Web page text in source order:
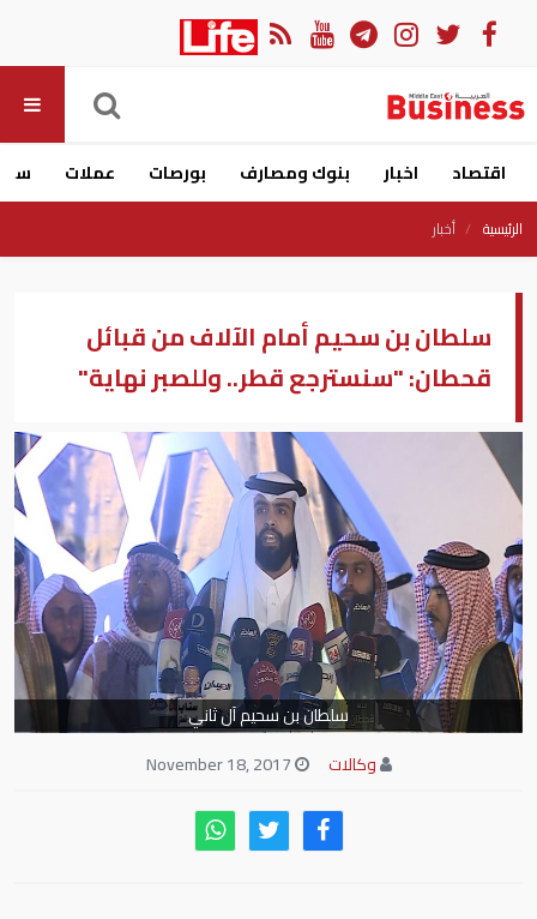
اقتصاد اخبار بنوك ومصارف بورصات عملات
الرئيسية أخبار
سلطان بن سحيم أمام الآلاف من قبائل
قحطان: "سنسترجع قطر.. وللصبر نهاية"
سلطان بن سحيم آل ثاني
وكالات